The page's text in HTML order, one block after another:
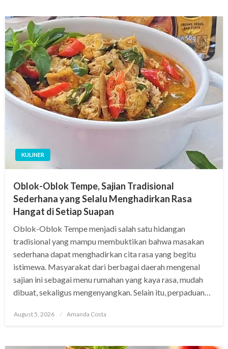
KULINER
Oblok-Oblok Tempe, Sajian Tradisional
Sederhana yang Selalu Menghadirkan Rasa
Hangat di Setiap Suapan
Oblok-Oblok Tempe menjadi salah satu hidangan
tradisional yang mampu membuktikan bahwa masakan
sederhana dapat menghadirkan cita rasa yang begitu
istimewa. Masyarakat dari berbagai daerah mengenal
sajian ini sebagai menu rumahan yang kaya rasa, mudah
dibuat, sekaligus mengenyangkan. Selain itu, perpaduan…
Posted
August 5, 2026 Amanda Costa